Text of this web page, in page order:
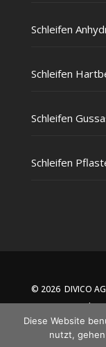
Schlei­fen
Schlei­fen
Schlei­fen
Schlei­fen
© 2026 DIVICO
Impressum|
Diese Website
nutzt,